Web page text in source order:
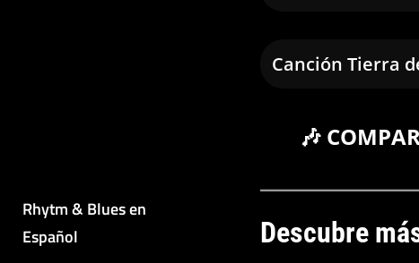
Rhytm & Blues en
Español
Canción Tierra
🎶
Descubre